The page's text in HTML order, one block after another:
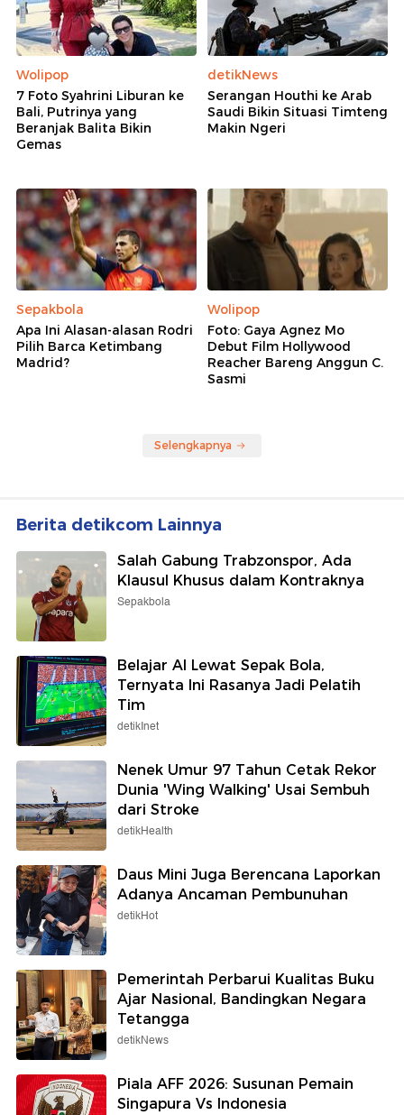
Wolipop
7 Foto Syahrini Liburan ke
Bali, Putrinya yang
Beranjak Balita Bikin
Gemas
detikNews
Serangan Houthi ke Arab
Saudi Bikin Situasi Timteng
Makin Ngeri
Sepakbola
Apa Ini Alasan-alasan Rodri
Pilih Barca Ketimbang
Madrid?
Wolipop
Foto: Gaya Agnez Mo
Debut Film Hollywood
Reacher Bareng Anggun C.
Sasmi
Selengkapnya
Berita detikcom Lainnya
Salah Gabung Trabzonspor, Ada
Klausul Khusus dalam Kontraknya
Sepakbola
Belajar AI Lewat Sepak Bola,
Ternyata Ini Rasanya Jadi Pelatih
Tim
detikInet
Nenek Umur 97 Tahun Cetak Rekor
Dunia 'Wing Walking' Usai Sembuh
dari Stroke
detikHealth
Daus Mini Juga Berencana Laporkan
Adanya Ancaman Pembunuhan
detikHot
Pemerintah Perbarui Kualitas Buku
Ajar Nasional, Bandingkan Negara
Tetangga
detikNews
Piala AFF 2026: Susunan Pemain
Singapura Vs Indonesia